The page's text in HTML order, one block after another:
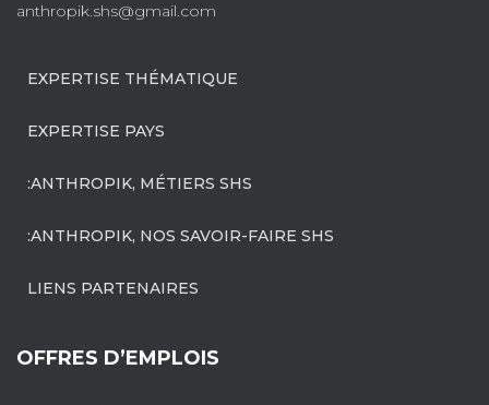
anthropik.shs@gmail.com
EXPERTISE THÉMATIQUE
EXPERTISE PAYS
:ANTHROPIK, MÉTIERS SHS
:ANTHROPIK, NOS SAVOIR-FAIRE SHS
LIENS PARTENAIRES
OFFRES D’EMPLOIS